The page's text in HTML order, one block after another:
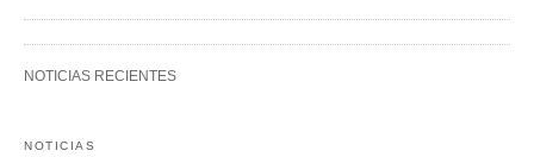
NOTICIAS RECIENTES
NOTICIAS